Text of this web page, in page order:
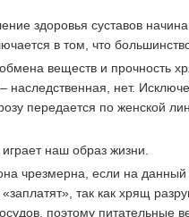
здоровья суставов
в том, что
веществ и прочность
наследственная, нет.
передается по женской
наш образ жизни.
чрезмерна, если на
так как хрящ
поэтому